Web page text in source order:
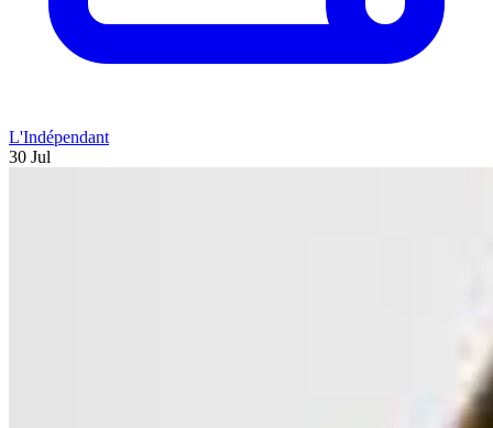
L'Indépendant
30 Jul